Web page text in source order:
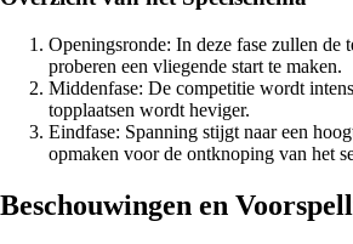
Openingsronde: In deze fase zullen de
proberen een vliegende start te maken.
Middenfase: De competitie wordt
topplaatsen wordt heviger.
Eindfase: Spanning stijgt naar een
opmaken voor de ontknoping van het
Beschouwingen en